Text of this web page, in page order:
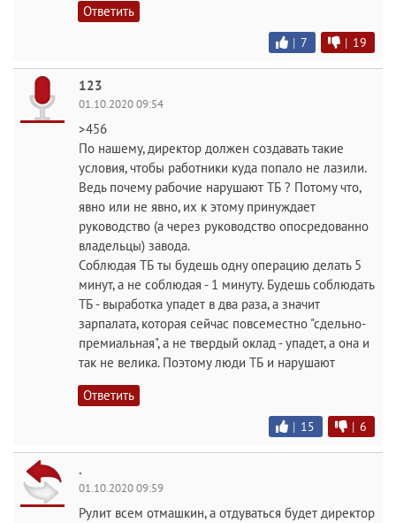
Ответить
| 7 | 19
123
01.10.2020 09:54
>456
По нашему, директор должен создавать такие
условия, чтобы работники куда попало не лазили.
Ведь почему рабочие нарушают ТБ ? Потому что,
явно или не явно, их к этому принуждает
руководство (а через руководство опосредованно
владельцы) завода.
Соблюдая ТБ ты будешь одну операцию делать 5
минут, а не соблюдая - 1 минуту. Будешь соблюдать
ТБ - выработка упадет в два раза, а значит
зарпалата, которая сейчас повсеместно "сдельно-
премиальная", а не твердый оклад - упадет, а она и
так не велика. Поэтому люди ТБ и нарушают
Ответить
| 15 | 6
.
01.10.2020 09:59
Рулит всем отмашкин, а отдуваться будет директор